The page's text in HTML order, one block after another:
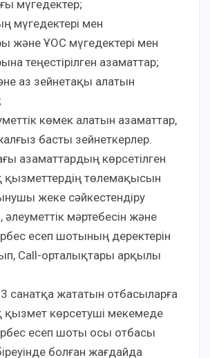
мүгедектер;
мүгедектері мен
және ҰОС мүгедектері мен
теңестірілген азаматтар;
аз зейнетақы алатын
көмек алатын азаматтар,
басты зейнеткерлер.
азаматтардың көрсетілген
төлемақысын
жеке сәйкестендіру
мәртебесін және
есеп шотының деректерін
Сall-орталықтары арқылы
санатқа жататын отбасыларға
көрсетуші мекемеде
есеп шоты осы отбасы
болған жағдайда